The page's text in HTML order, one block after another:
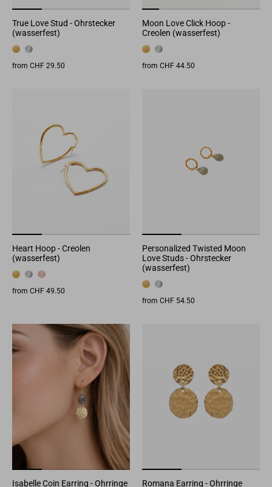
True Love Stud - Ohrstecker
(wasserfest)
from CHF 29.50
Moon Love Click Hoop -
Creolen (wasserfest)
from CHF 44.50
Heart Hoop - Creolen
(wasserfest)
from CHF 49.50
Personalized Twisted Moon
Love Studs - Ohrstecker
(wasserfest)
from CHF 54.50
Isabelle Coin Earring - Ohrringe Romana Earring - Ohrringe